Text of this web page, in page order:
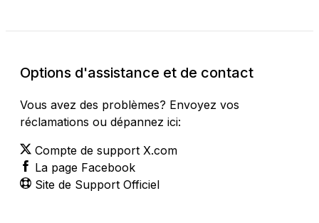
Options d'assistance et de contact
Vous avez des problèmes? Envoyez vos
réclamations ou dépannez ici:
Compte de support X.com
La page Facebook
Site de Support Officiel